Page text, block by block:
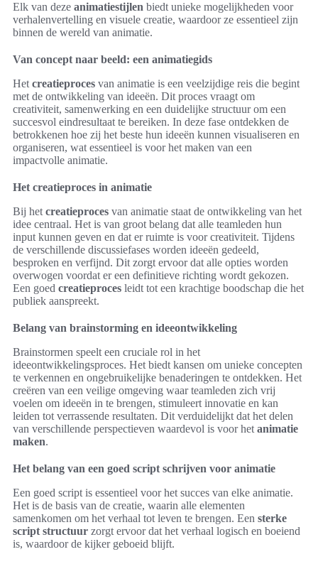
Elk van deze animatiestijlen biedt unieke mogelijkheden voor
verhalenvertelling en visuele creatie, waardoor ze essentieel zijn
binnen de wereld van animatie.
Van concept naar beeld: een animatiegids
Het creatieproces van animatie is een veelzijdige reis die begint
met de ontwikkeling van ideeën. Dit proces vraagt om
creativiteit, samenwerking en een duidelijke structuur om een
succesvol eindresultaat te bereiken. In deze fase ontdekken de
betrokkenen hoe zij het beste hun ideeën kunnen visualiseren en
organiseren, wat essentieel is voor het maken van een
impactvolle animatie.
Het creatieproces in animatie
Bij het creatieproces van animatie staat de ontwikkeling van het
idee centraal. Het is van groot belang dat alle teamleden hun
input kunnen geven en dat er ruimte is voor creativiteit. Tijdens
de verschillende discussiefases worden ideeën gedeeld,
besproken en verfijnd. Dit zorgt ervoor dat alle opties worden
overwogen voordat er een definitieve richting wordt gekozen.
Een goed creatieproces leidt tot een krachtige boodschap die het
publiek aanspreekt.
Belang van brainstorming en ideeontwikkeling
Brainstormen speelt een cruciale rol in het
ideeontwikkelingsproces. Het biedt kansen om unieke concepten
te verkennen en ongebruikelijke benaderingen te ontdekken. Het
creëren van een veilige omgeving waar teamleden zich vrij
voelen om ideeën in te brengen, stimuleert innovatie en kan
leiden tot verrassende resultaten. Dit verduidelijkt dat het delen
van verschillende perspectieven waardevol is voor het animatie
maken.
Het belang van een goed script schrijven voor animatie
Een goed script is essentieel voor het succes van elke animatie.
Het is de basis van de creatie, waarin alle elementen
samenkomen om het verhaal tot leven te brengen. Een sterke
script structuur zorgt ervoor dat het verhaal logisch en boeiend
is, waardoor de kijker geboeid blijft.